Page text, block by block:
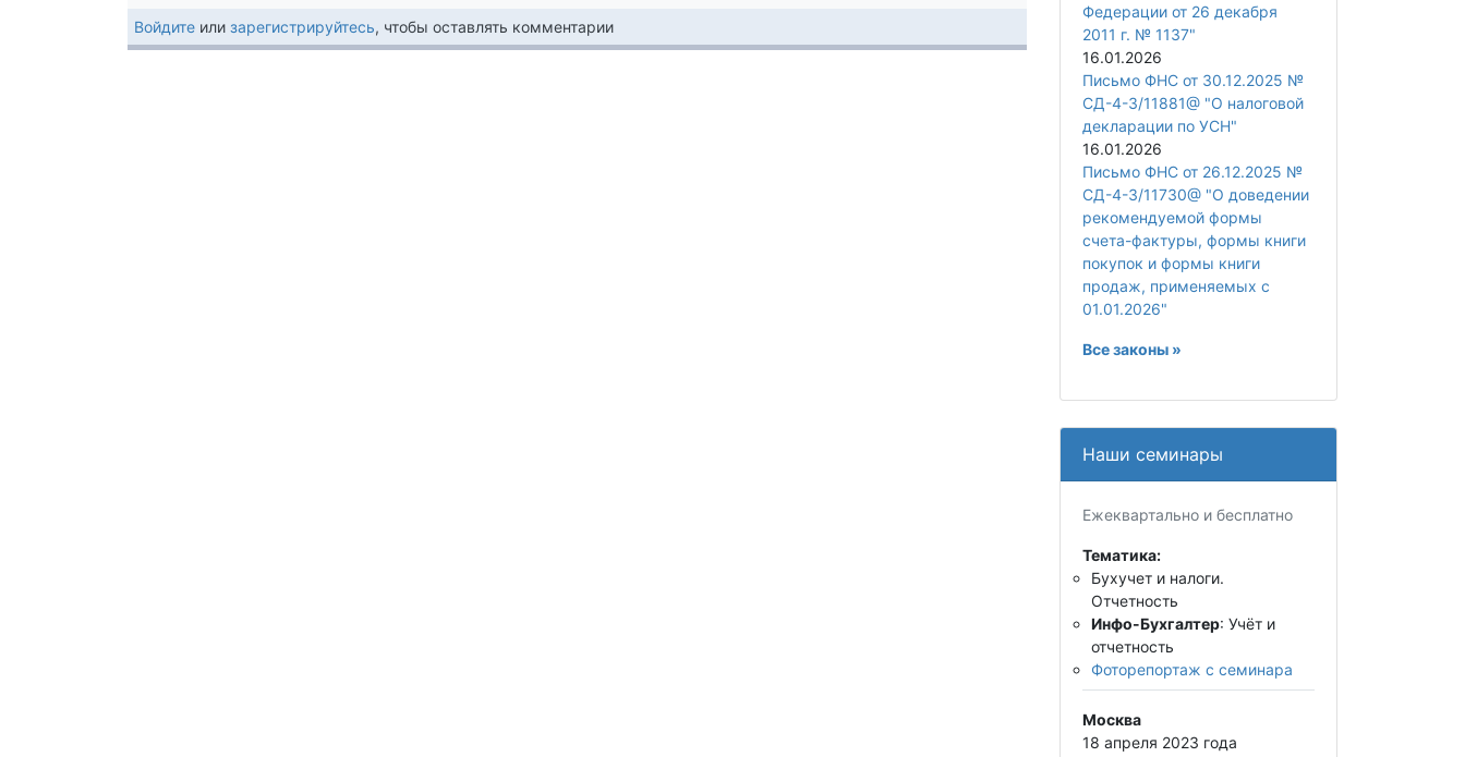
Войдите или зарегистрируйтесь, чтобы оставлять комментарии
Федерации от 26 декабря
2011 г. № 1137"
16.01.2026
Письмо ФНС от 30.12.2025 №
СД-4-3/11881@ "О налоговой
декларации по УСН"
16.01.2026
Письмо ФНС от 26.12.2025 №
СД-4-3/11730@ "О доведении
рекомендуемой формы
счета-фактуры, формы книги
покупок и формы книги
продаж, применяемых с
01.01.2026"
Все законы »
Наши семинары
Ежеквартально и бесплатно
Тематика:
Бухучет и налоги.
Отчетность
Инфо-Бухгалтер: Учёт и
отчетность
Фоторепортаж с семинара
Москва
18 апреля 2023 года